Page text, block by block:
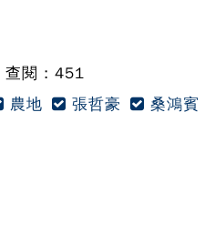
查閱 : 451
農地 張哲豪 桑鴻賓